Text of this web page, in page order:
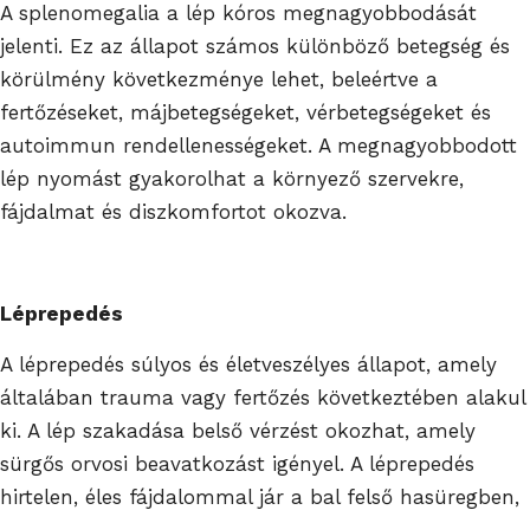
A splenomegalia a lép kóros megnagyobbodását
jelenti. Ez az állapot számos különböző betegség és
körülmény következménye lehet, beleértve a
fertőzéseket, májbetegségeket, vérbetegségeket és
autoimmun rendellenességeket. A megnagyobbodott
lép nyomást gyakorolhat a környező szervekre,
fájdalmat és diszkomfortot okozva.
Léprepedés
A léprepedés súlyos és életveszélyes állapot, amely
általában trauma vagy fertőzés következtében alakul
ki. A lép szakadása belső vérzést okozhat, amely
sürgős orvosi beavatkozást igényel. A léprepedés
hirtelen, éles fájdalommal jár a bal felső hasüregben,